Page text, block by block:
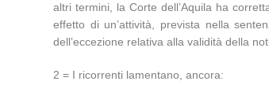
altri termini, la Corte dell’Aquila ha
effetto di un’attività, prevista nella
dell’eccezione relativa alla validità della
2 = I ricorrenti lamentano, ancora: